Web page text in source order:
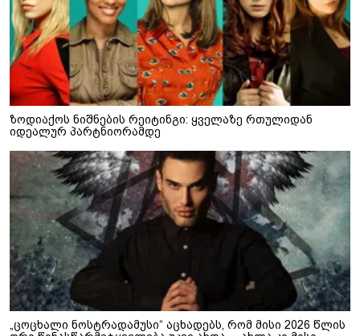
ზოდიაქოს ნიშნების რეიტინგი: ყველაზე რთულიდან
იდეალურ პარტნიორამდე
„ცოცხალი ნოსტრადამუსი“ აცხადებს, რომ მისი 2026 წლის